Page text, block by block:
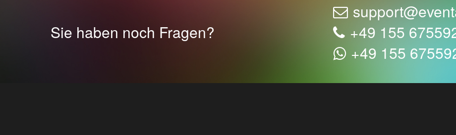
Sie haben noch Fragen?
+49 155
+49 155